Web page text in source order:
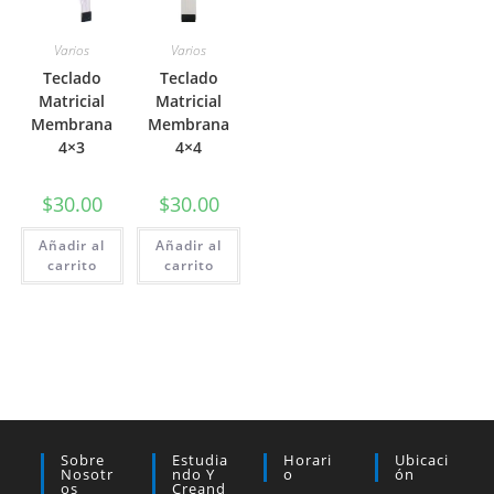
Varios
Teclado
Matricial
Membrana
4×3
$30.00
Añadir al
carrito
Varios
Teclado
Matricial
Membrana
4×4
$30.00
Añadir al
carrito
Sobre
Nosotr
Os
Estudia
Ndo Y
Creand
Horari
O
Ubicaci
Ón